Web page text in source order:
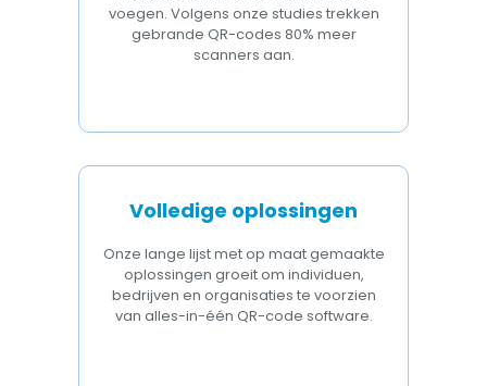
voegen. Volgens onze studies trekken
gebrande QR-codes 80% meer
scanners aan.
Volledige oplossingen
Onze lange lijst met op maat gemaakte
oplossingen groeit om individuen,
bedrijven en organisaties te voorzien
van alles-in-één QR-code software.